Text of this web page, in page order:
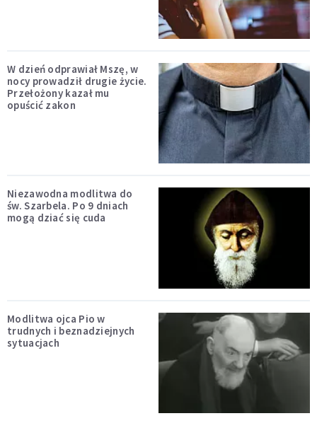
W dzień odprawiał Mszę, w
nocy prowadził drugie życie.
Przełożony kazał mu
opuścić zakon
Niezawodna modlitwa do
św. Szarbela. Po 9 dniach
mogą dziać się cuda
Modlitwa ojca Pio w
trudnych i beznadziejnych
sytuacjach